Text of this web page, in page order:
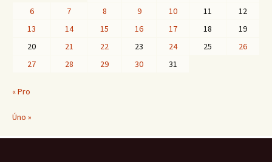
6
7 8 9 10 11
12
13
14 15 16 17 18
19
20
21 22 23 24 25
26
27
28 29 30 31
« Pro
Úno »